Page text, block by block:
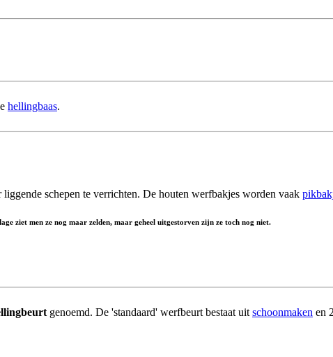
hellingbaas.
schepen te verrichten. De houten werfbakjes worden vaak
ziet men ze nog maar zelden, maar geheel uitgestorven zijn ze toch nog niet.
genoemd. De 'standaard' werfbeurt bestaat uit schoonmaken en